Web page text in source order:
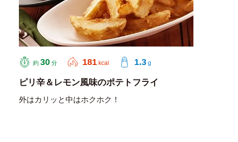
約 30 分 181 kcal 1.3 g
ピリ辛＆レモン風味のポテトフライ
外はカリッと中はホクホク！